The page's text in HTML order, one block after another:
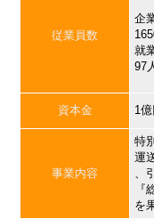
従業員数
企
就
97
資本金 1億
事業内容
特
運
、
を